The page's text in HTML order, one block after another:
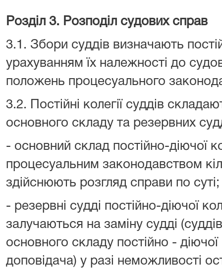
Розділ 3. Розподіл судових справ
3.1. Збори суддів визначають
урахуванням їх належності до
положень процесуального
3.2. Постійні колегії суддів
основного складу та резервних
- основний склад постійно-діючої
процесуальним законодавством
здійснюють розгляд справи по суті;
- резервні судді постійно-діючої
залучаються на заміну судді
основного складу постійно - діючої
доповідача) у разі неможливості